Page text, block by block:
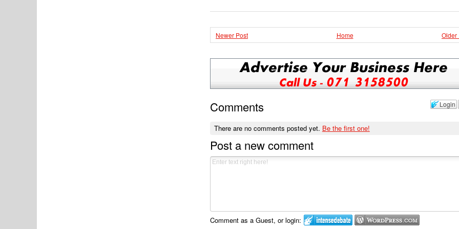
Newer Post Older
Home
Login
Comments
There are no comments posted yet. Be the first one!
Post a new comment
Comment as a Guest, or login: